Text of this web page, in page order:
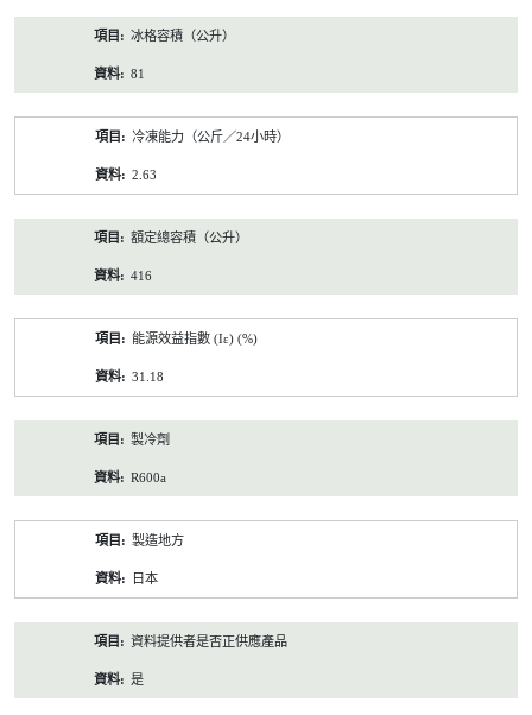
冰格容積（公升）
81
冷凍能力（公斤／24小時）
2.63
額定總容積（公升）
416
能源效益指數 (Iε) (%)
31.18
製冷劑
R600a
製造地方
日本
資料提供者是否正供應產品
是